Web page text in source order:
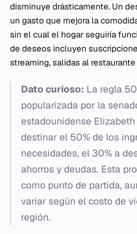
disminuye drásticamente. Un
un gasto que mejora la
sin el cual el hogar seguiría
de deseos incluyen
streaming, salidas al restaurante
Dato curioso: La regla
popularizada por la
estadounidense Elizabeth
destinar el 50% de los
necesidades, el 30% a
ahorros y deudas. Esta
como punto de partida,
variar según el costo de
región.